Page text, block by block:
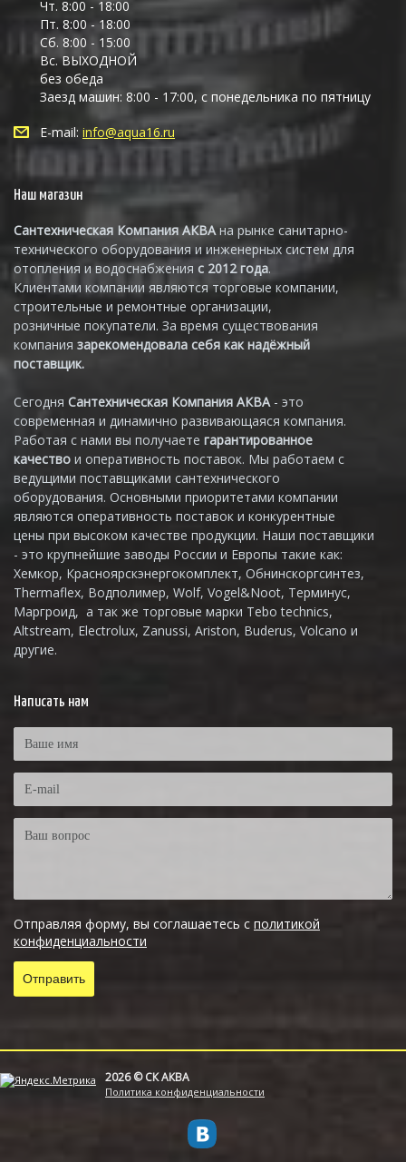
Чт. 8:00 - 18:00
Пт. 8:00 - 18:00
Сб. 8:00 - 15:00
Вс. ВЫХОДНОЙ
без обеда
Заезд машин: 8:00 - 17:00, с понедельника по пятницу
E-mail: info@aqua16.ru
Наш магазин
Сантехническая Компания АКВАна рынке санитарно-
технического оборудования и инженерных систем для
отопления и водоснабжения с 2012 года.
Клиентами компании являются торговые компании,
строительные и ремонтные организации,
розничные покупатели. За время существования
компания зарекомендовала себя как надёжный
поставщик.
Сегодня Сантехническая Компания АКВА - это
современная и динамично развивающаяся компания.
Работая с нами вы получаете гарантированное
качество и оперативность поставок. Мы работаем с
ведущими поставщиками сантехнического
оборудования. Основными приоритетами компании
являются оперативность поставок и конкурентные
цены при высоком качестве продукции. Наши поставщики
- это крупнейшие заводы России и Европы такие как:
Хемкор, Красноярскэнергокомплект, Обнинскоргсинтез,
Thermaflex, Водполимер, Wolf, Vogel&Noot, Терминус,
Маргроид, а так же торговые марки Tebo technics,
Altstream, Electrolux, Zanussi, Ariston, Buderus, Volcano и
другие.
Написать нам
Отправляя форму, вы соглашаетесь с политикой
конфиденциальности
2026 © СК АКВА
Политика конфиденциальности